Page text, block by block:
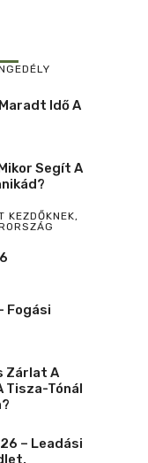
Idő A
Segít A
KEZDŐKNEK,
Fogási
Zárlat A
Tisza-Tónál
– Leadási